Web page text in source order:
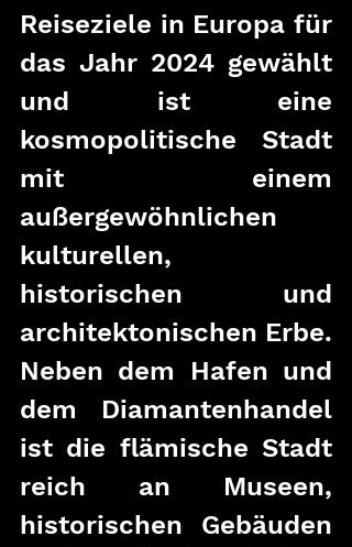
Reiseziele in Europa für
das Jahr 2024 gewählt
und ist eine
kosmopolitische Stadt
mit einem
außergewöhnlichen
kulturellen,
historischen und
architektonischen Erbe.
Neben dem Hafen und
dem Diamantenhandel
ist die flämische Stadt
reich an Museen,
historischen Gebäuden